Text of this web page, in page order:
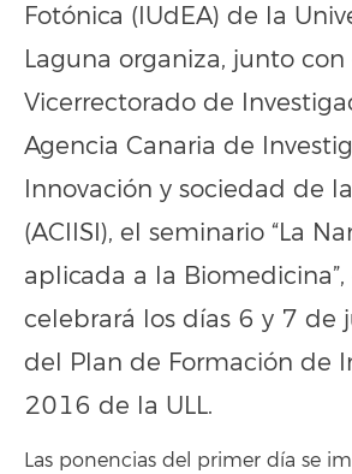
Fotónica (IUdEA) de la
Laguna organiza, junto con
Vicerrectorado de
Agencia Canaria de
Innovación y sociedad de
(ACIISI), el seminario “La
aplicada a la Biomedicina”,
celebrará los días 6 y 7 de
del Plan de Formación de
2016 de la ULL.
Las ponencias del primer día se